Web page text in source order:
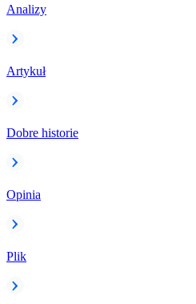
Analizy
Artykuł
Dobre historie
Opinia
Plik